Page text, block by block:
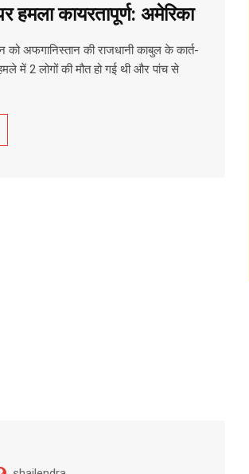
हमला कायरतापूर्ण: अमेरिका
अफगानिस्तान की राजधानी काबुल के कार्त-
में 2 लोगों की मौत हो गई थी और पांच से